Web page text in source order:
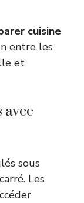
cuisine
entre les
et
avec
sous
Les